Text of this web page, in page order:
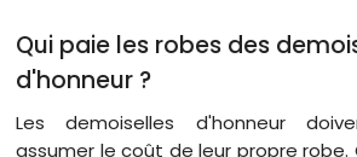
Qui paie les robes des
d'honneur ?
Les demoiselles d'honneur
assumer le coût de leur propre